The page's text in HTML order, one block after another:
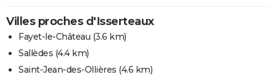
Villes proches d'Isserteaux
Fayet-le-Château (3.6 km)
Sallèdes (4.4 km)
Saint-Jean-des-Ollières (4.6 km)